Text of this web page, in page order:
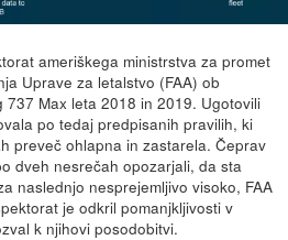
ameriškega ministrstva za promet
Uprave za letalstvo (FAA) ob
Max leta 2018 in 2019. Ugotovili
po tedaj predpisanih pravilih, ki
preveč ohlapna in zastarela. Čeprav
dveh nesrečah opozarjali, da sta
naslednjo nesprejemljivo visoko, FAA
je odkril pomanjkljivosti v
k njihovi posodobitvi.